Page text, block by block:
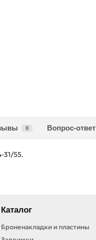
0 Вопрос-ответ
31/55.
Каталог
Броненакладки и пластины